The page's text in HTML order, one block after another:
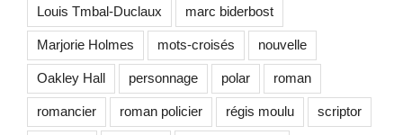
Louis Tmbal-Duclaux marc biderbost
Marjorie Holmes mots-croisés nouvelle
Oakley Hall personnage polar roman
romancier roman policier régis moulu scriptor